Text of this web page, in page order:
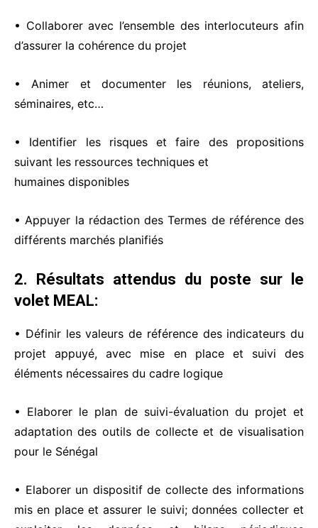
• Collaborer avec l’ensemble des interlocuteurs afin
d’assurer la cohérence du projet
• Animer et documenter les réunions, ateliers,
séminaires, etc…
• Identifier les risques et faire des propositions
suivant les ressources techniques et
humaines disponibles
• Appuyer la rédaction des Termes de référence des
différents marchés planifiés
2. Résultats attendus du poste sur le
volet MEAL:
• Définir les valeurs de référence des indicateurs du
projet appuyé, avec mise en place et suivi des
éléments nécessaires du cadre logique
• Elaborer le plan de suivi-évaluation du projet et
adaptation des outils de collecte et de visualisation
pour le Sénégal
• Elaborer un dispositif de collecte des informations
mis en place et assurer le suivi; données collecter et